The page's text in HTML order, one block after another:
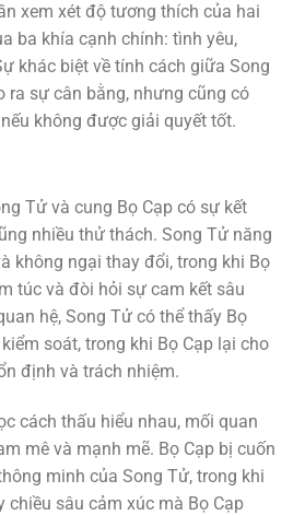
xem xét độ tương thích của hai
ba khía cạnh chính: tình yêu,
khác biệt về tính cách giữa Song
ra sự cân bằng, nhưng cũng có
không được giải quyết tốt.
Tử và cung Bọ Cạp có sự kết
nhiều thử thách. Song Tử năng
không ngại thay đổi, trong khi Bọ
túc và đòi hỏi sự cam kết sâu
hệ, Song Tử có thể thấy Bọ
soát, trong khi Bọ Cạp lại cho
định và trách nhiệm.
cách thấu hiểu nhau, mối quan
mê và mạnh mẽ. Bọ Cạp bị cuốn
minh của Song Tử, trong khi
chiều sâu cảm xúc mà Bọ Cạp